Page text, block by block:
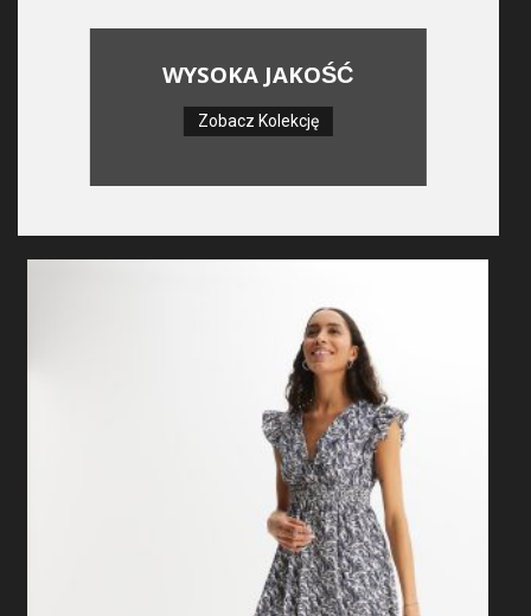
WYSOKA JAKOŚĆ
Zobacz Kolekcję